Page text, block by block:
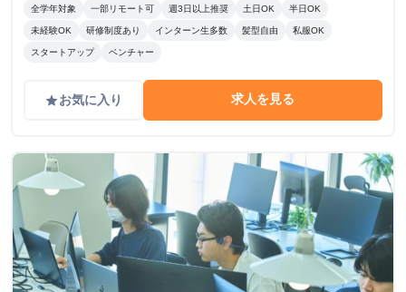
全学年対象 一部リモート可 週3日以上推奨 土日OK 半日OK
未経験OK 研修制度あり インターン生多数 髪型自由 私服OK
スタートアップ ベンチャー
gradeお気に入り 求人を見る